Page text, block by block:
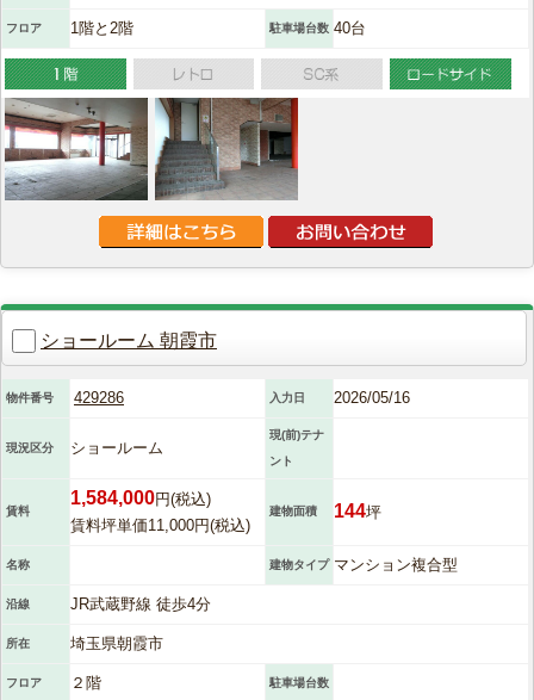
フロア 1階と2階 駐車場台数 40台
ショールーム 朝霞市
物件番号 429286 入力日 2026/05/16
現況区分 ショールーム
現(前)テナ
ント
賃料
1,584,000円(税込)
賃料坪単価11,000円(税込)
建物面積 144坪
名称 建物タイプ マンション複合型
沿線 JR武蔵野線 徒歩4分
所在 埼玉県朝霞市
フロア ２階 駐車場台数